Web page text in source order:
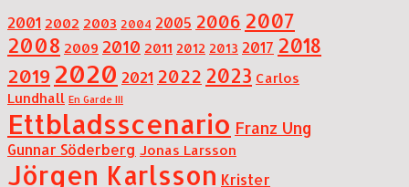
2001 2002 2003 2004 2005 2006 2007
2008 2009 2010 2011 2012 2013 2017 2018
2019 2020 2021 2022 2023 Carlos
Lundhall En Garde III
Ettbladsscenario Franz Ung
Gunnar Söderberg Jonas Larsson
Jörgen Karlsson Krister